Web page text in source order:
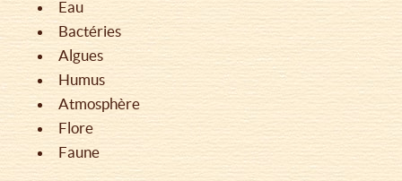
Eau
Bactéries
Algues
Humus
Atmosphère
Flore
Faune